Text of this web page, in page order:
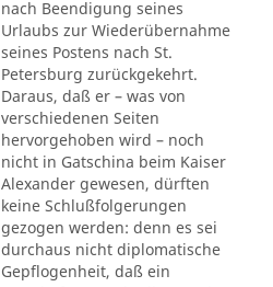
nach Beendigung seines
Urlaubs zur Wiederübernahme
seines Postens nach St.
Petersburg zurückgekehrt.
Daraus, daß er – was von
verschiedenen Seiten
hervorgehoben wird – noch
nicht in Gatschina beim Kaiser
Alexander gewesen, dürften
keine Schlußfolgerungen
gezogen werden: denn es sei
durchaus nicht diplomatische
Gepflogenheit, daß ein